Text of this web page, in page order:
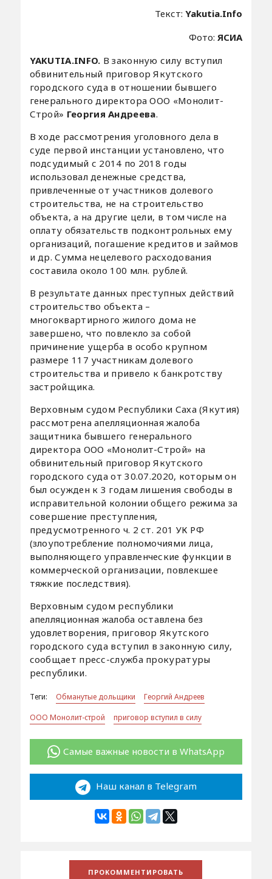
Текст:Yakutia.Info
Фото: ЯСИА
YAKUTIA.INFO. В законную силу вступил
обвинительный приговор Якутского
городского суда в отношении бывшего
генерального директора ООО «Монолит-
Строй» Георгия Андреева.
В ходе рассмотрения уголовного дела в
суде первой инстанции установлено, что
подсудимый с 2014 по 2018 годы
использовал денежные средства,
привлеченные от участников долевого
строительства, не на строительство
объекта, а на другие цели, в том числе на
оплату обязательств подконтрольных ему
организаций, погашение кредитов и займов
и др. Сумма нецелевого расходования
составила около 100 млн. рублей.
В результате данных преступных действий
строительство объекта –
многоквартирного жилого дома не
завершено, что повлекло за собой
причинение ущерба в особо крупном
размере 117 участникам долевого
строительства и привело к банкротству
застройщика.
Верховным судом Республики Саха (Якутия)
рассмотрена апелляционная жалоба
защитника бывшего генерального
директора ООО «Монолит-Строй» на
обвинительный приговор Якутского
городского суда от 30.07.2020, которым он
был осужден к 3 годам лишения свободы в
исправительной колонии общего режима за
совершение преступления,
предусмотренного ч. 2 ст. 201 УК РФ
(злоупотребление полномочиями лица,
выполняющего управленческие функции в
коммерческой организации, повлекшее
тяжкие последствия).
Верховным судом республики
апелляционная жалоба оставлена без
удовлетворения, приговор Якутского
городского суда вступил в законную силу,
сообщает пресс-служба прокуратуры
республики.
Теги: Обманутые дольщики
Георгий Андреев
ООО Монолит-строй
приговор вступил в силу
Самые важные новости в WhatsApp
Наш канал в Telegram